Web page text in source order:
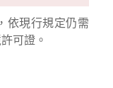
依現行規定仍需
可證。